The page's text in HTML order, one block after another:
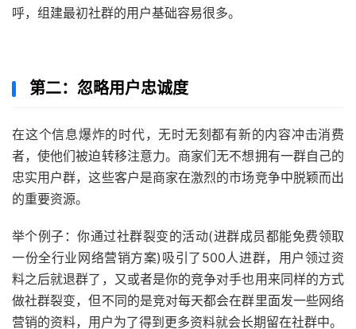
呼，组建最初社群的用户基础容易很多。
第二：忽略用户忠诚度
在这个信息爆炸的时代，无时无刻都有新的内容冲击消费
者，使他们被迫转移注意力。商家们无不想拥有一群自己的
忠实用户群，这些客户是商家在激烈的市场竞争中脱颖而出
的重要资源。
举个例子：你通过社群裂变的活动(进群成员都能免费领取
一份全行业网络营销方案)吸引了500人进群，用户领过资
料之后就退群了，又或者是你的竞争对手也用来同样的方式
做社群裂变，但不同的是竞对每天都会在群里面发一些网络
营销的资料，用户为了得到更多资料就会长期留在社群中。